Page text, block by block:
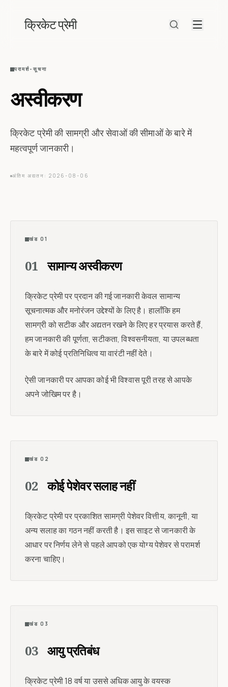
क्रिकेट प्रेमी
परामर्श-सूचना
अस्वीकरण
क्रिकेट प्रेमी की सामग्री और सेवाओं की सीमाओं के बारे में
महत्वपूर्ण जानकारी।
अंतिम अद्यतन: 2026-08-06
खंड 01
01 सामान्य अस्वीकरण
क्रिकेट प्रेमी पर प्रदान की गई जानकारी केवल सामान्य
सूचनात्मक और मनोरंजन उद्देश्यों के लिए है। हालाँकि हम
सामग्री को सटीक और अद्यतन रखने के लिए हर प्रयास करते हैं,
हम जानकारी की पूर्णता, सटीकता, विश्वसनीयता, या उपलब्धता
के बारे में कोई प्रतिनिधित्व या वारंटी नहीं देते।
ऐसी जानकारी पर आपका कोई भी विश्वास पूरी तरह से आपके
अपने जोखिम पर है।
खंड 02
02 कोई पेशेवर सलाह नहीं
क्रिकेट प्रेमी पर प्रकाशित सामग्री पेशेवर वित्तीय, कानूनी, या
अन्य सलाह का गठन नहीं करती है। इस साइट से जानकारी के
आधार पर निर्णय लेने से पहले आपको एक योग्य पेशेवर से परामर्श
करना चाहिए।
खंड 03
03 आयु प्रतिबंध
क्रिकेट प्रेमी 18 वर्ष या उससे अधिक आयु के वयस्क